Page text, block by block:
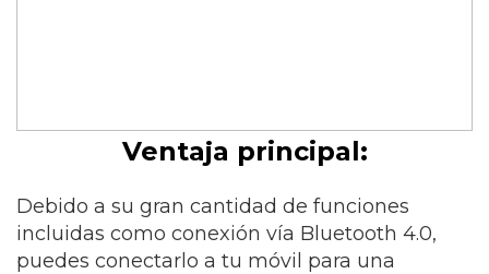
Ventaja principal:
Debido a su gran cantidad de funciones
incluidas como conexión vía Bluetooth 4.0,
puedes conectarlo a tu móvil para una